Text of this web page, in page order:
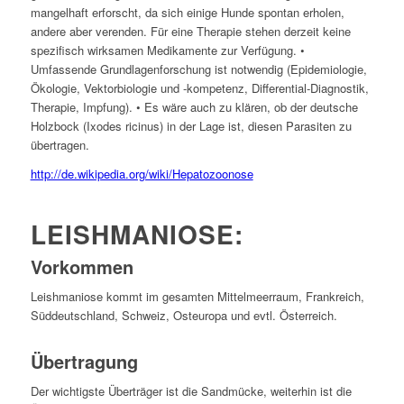
mangelhaft erforscht, da sich einige Hunde spontan erholen,
andere aber verenden. Für eine Therapie stehen derzeit keine
spezifisch wirksamen Medikamente zur Verfügung. •
Umfassende Grundlagenforschung ist notwendig (Epidemiologie,
Ökologie, Vektorbiologie und -kompetenz, Differential-Diagnostik,
Therapie, Impfung). • Es wäre auch zu klären, ob der deutsche
Holzbock (Ixodes ricinus) in der Lage ist, diesen Parasiten zu
übertragen.
http://de.wikipedia.org/wiki/Hepatozoonose
LEISHMANIOSE:
Vorkommen
Leishmaniose kommt im gesamten Mittelmeerraum, Frankreich,
Süddeutschland, Schweiz, Osteuropa und evtl. Österreich.
Übertragung
Der wichtigste Überträger ist die Sandmücke, weiterhin ist die